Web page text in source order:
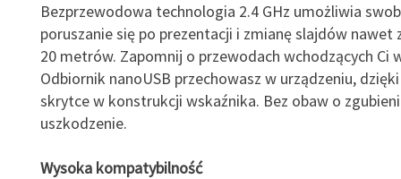
Bezprzewodowa technologia 2.4 GHz umożliwia
poruszanie się po prezentacji i zmianę slajdów nawet
20 metrów. Zapomnij o przewodach wchodzących Ci
Odbiornik nanoUSB przechowasz w urządzeniu,
skrytce w konstrukcji wskaźnika. Bez obaw o
uszkodzenie.
Wysoka kompatybilność